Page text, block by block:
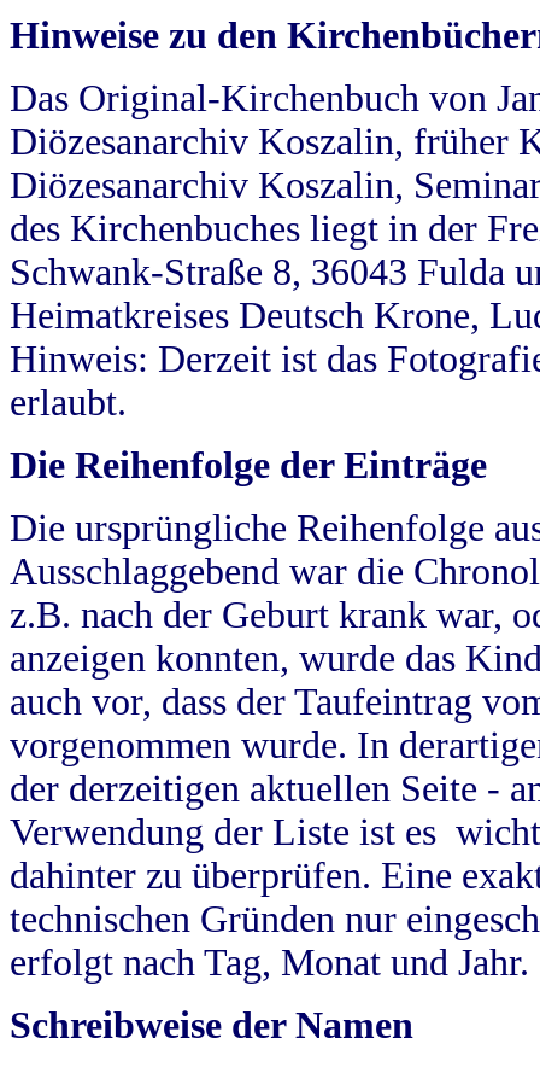
Hinweise zu den
Das Original-Kirchenbuch von
Diözesanarchiv Koszalin, früher
Diözesanarchiv Koszalin,
des Kirchenbuches liegt in der
Schwank-Straße 8, 36043 Fulda
Heimatkreises Deutsch Krone,
Hinweis: Derzeit ist das
erlaubt.
Die Reihenfolge der Einträge
Die ursprüngliche Reihenfolge
Ausschlaggebend war die
z.B. nach der Geburt krank war,
anzeigen konnten, wurde das
auch vor, dass der Taufeintrag
vorgenommen wurde. In
der derzeitigen aktuellen Seite -
Verwendung der Liste ist es
dahinter zu überprüfen. Eine
technischen Gründen nur
erfolgt nach Tag, Monat und Jahr.
Schreibweise der Namen